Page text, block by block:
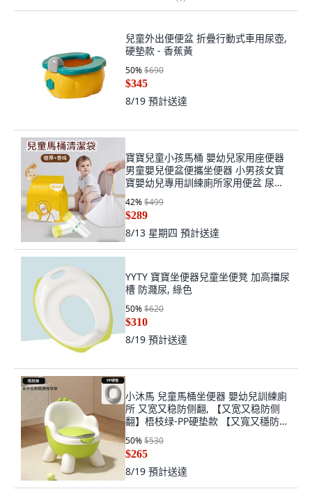
兒童外出便便盆 折疊行動式車用尿壺,
硬墊款 - 香蕉黃
50%$690
$345
8/19 預計送達
寶寶兒童小孩馬桶 嬰幼兒家用座便器
男童嬰兒便盆便攜坐便器 小男孩女寶
寶嬰幼兒專用訓練廁所家用便盆 尿桶
尿盆, 兒童馬桶垃圾袋（300個裝）
42%$499
$289
8/13 星期四 預計送達
YYTY 寶寶坐便器兒童坐便凳 加高擋尿
槽 防濺尿, 綠色
50%$620
$310
8/19 預計送達
小沐馬 兒童馬桶坐便器 嬰幼兒訓練廁
所 又宽又稳防侧翻, 【又宽又稳防侧
翻】梧枝绿-PP硬垫款 【又寬又穩防側
翻】梧枝綠 - PP硬墊款
50%$530
$265
8/19 預計送達